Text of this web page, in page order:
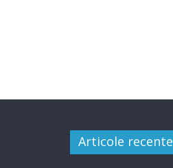
Articole recente